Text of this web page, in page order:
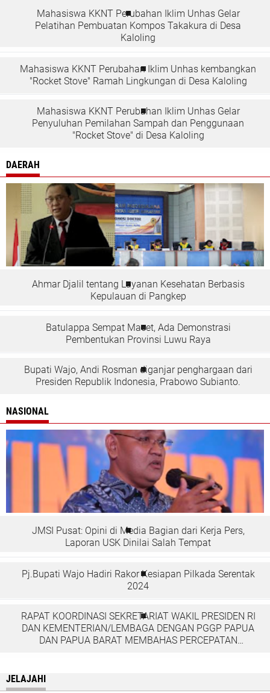
Mahasiswa KKNT Perubahan Iklim Unhas Gelar
Pelatihan Pembuatan Kompos Takakura di Desa
Kaloling
Mahasiswa KKNT Perubahan Iklim Unhas kembangkan
"Rocket Stove" Ramah Lingkungan di Desa Kaloling
Mahasiswa KKNT Perubahan Iklim Unhas Gelar
Penyuluhan Pemilahan Sampah dan Penggunaan
"Rocket Stove" di Desa Kaloling
DAERAH
Ahmar Djalil tentang Layanan Kesehatan Berbasis
Kepulauan di Pangkep
Batulappa Sempat Macet, Ada Demonstrasi
Pembentukan Provinsi Luwu Raya
Bupati Wajo, Andi Rosman diganjar penghargaan dari
Presiden Republik Indonesia, Prabowo Subianto.
NASIONAL
JMSI Pusat: Opini di Media Bagian dari Kerja Pers,
Laporan USK Dinilai Salah Tempat
Pj.Bupati Wajo Hadiri Rakor Kesiapan Pilkada Serentak
2024
RAPAT KOORDINASI SEKRETARIAT WAKIL PRESIDEN RI
DAN KEMENTERIAN/LEMBAGA DENGAN PGGP PAPUA
DAN PAPUA BARAT MEMBAHAS PERCEPATAN
JELAJAHI